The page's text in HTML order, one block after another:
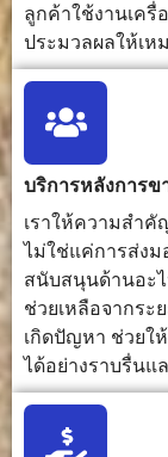
ทักษะของผู้
ปฏิบัติงาน
ลูกค้าใช้งานเครื่
ประมวลผลให้เห
บริการหลังการข
เราให้ความสำคั
ไม่ใช่แค่การส่งม
สนับสนุนด้านอะ
ช่วยเหลือจากระ
เกิดปัญหา ช่วยใ
ได้อย่างราบรื่น